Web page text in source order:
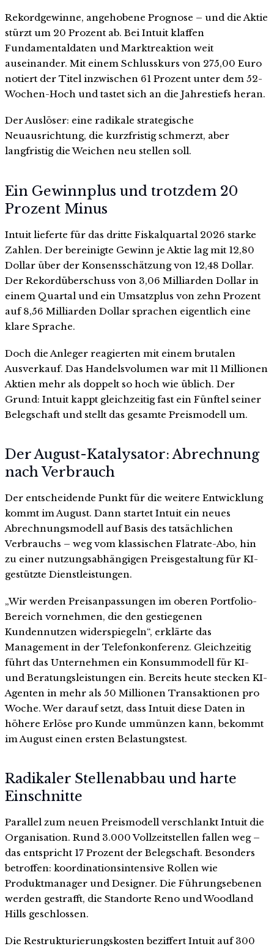
Rekordgewinne, angehobene Prognose – und die Aktie
stürzt um 20 Prozent ab. Bei Intuit klaffen
Fundamentaldaten und Marktreaktion weit
auseinander. Mit einem Schlusskurs von 275,00 Euro
notiert der Titel inzwischen 61 Prozent unter dem 52-
Wochen-Hoch und tastet sich an die Jahrestiefs heran.
Der Auslöser: eine radikale strategische
Neuausrichtung, die kurzfristig schmerzt, aber
langfristig die Weichen neu stellen soll.
Ein Gewinnplus und trotzdem 20
Prozent Minus
Intuit lieferte für das dritte Fiskalquartal 2026 starke
Zahlen. Der bereinigte Gewinn je Aktie lag mit 12,80
Dollar über der Konsensschätzung von 12,48 Dollar.
Der Rekordüberschuss von 3,06 Milliarden Dollar in
einem Quartal und ein Umsatzplus von zehn Prozent
auf 8,56 Milliarden Dollar sprachen eigentlich eine
klare Sprache.
Doch die Anleger reagierten mit einem brutalen
Ausverkauf. Das Handelsvolumen war mit 11 Millionen
Aktien mehr als doppelt so hoch wie üblich. Der
Grund: Intuit kappt gleichzeitig fast ein Fünftel seiner
Belegschaft und stellt das gesamte Preismodell um.
Der August-Katalysator: Abrechnung
nach Verbrauch
Der entscheidende Punkt für die weitere Entwicklung
kommt im August. Dann startet Intuit ein neues
Abrechnungsmodell auf Basis des tatsächlichen
Verbrauchs – weg vom klassischen Flatrate-Abo, hin
zu einer nutzungsabhängigen Preisgestaltung für KI-
gestützte Dienstleistungen.
„Wir werden Preisanpassungen im oberen Portfolio-
Bereich vornehmen, die den gestiegenen
Kundennutzen widerspiegeln“, erklärte das
Management in der Telefonkonferenz. Gleichzeitig
führt das Unternehmen ein Konsummodell für KI-
und Beratungsleistungen ein. Bereits heute stecken KI-
Agenten in mehr als 50 Millionen Transaktionen pro
Woche. Wer darauf setzt, dass Intuit diese Daten in
höhere Erlöse pro Kunde ummünzen kann, bekommt
im August einen ersten Belastungstest.
Radikaler Stellenabbau und harte
Einschnitte
Parallel zum neuen Preismodell verschlankt Intuit die
Organisation. Rund 3.000 Vollzeitstellen fallen weg –
das entspricht 17 Prozent der Belegschaft. Besonders
betroffen: koordinationsintensive Rollen wie
Produktmanager und Designer. Die Führungsebenen
werden gestrafft, die Standorte Reno und Woodland
Hills geschlossen.
Die Restrukturierungskosten beziffert Intuit auf 300